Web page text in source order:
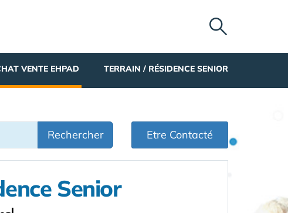
VENTE EHPAD TERRAIN / RÉSIDENCE SENIOR
Rechercher Etre Contacté
Senior